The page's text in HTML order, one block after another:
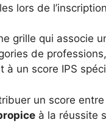
lors de
grille qui associe
de
un score IPS
un score
à la réussite